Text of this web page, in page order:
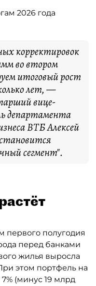
2026 года
корректировок
во втором
итоговый рост
лет, —
вице-
департамента
ВТБ Алексей
сегмент".
полугодия
перед банками
жилья выросла
этом портфель на
(минус 19 млрд